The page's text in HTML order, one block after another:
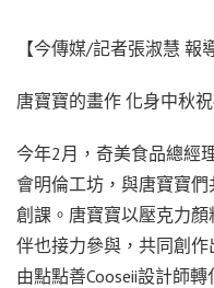
【今傳媒/記者張淑慧 報導
唐寶寶的畫作 化身中秋
今年2月，奇美食品總經
會明倫工坊，與唐寶寶
創課。唐寶寶以壓克力
伴也接力參與，共同創作
由點點善Cooseii設計師